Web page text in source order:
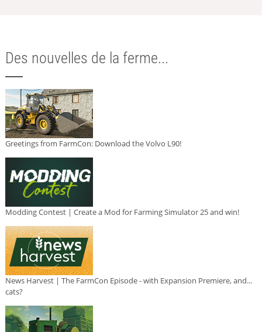
Des nouvelles de la ferme...
Greetings from FarmCon: Download the Volvo L90!
Modding Contest | Create a Mod for Farming Simulator 25 and win!
News Harvest | The FarmCon Episode - with Expansion Premiere, and...
cats?